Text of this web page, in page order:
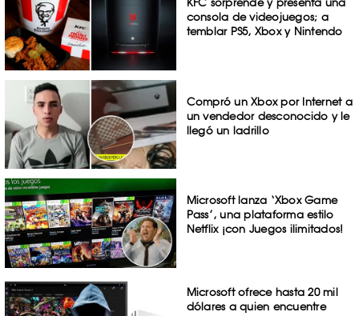
consola de videojuegos; a
temblar PS5, Xbox y Nintendo
Compró un Xbox por Internet a
un vendedor desconocido y le
llegó un ladrillo
Microsoft lanza ‘Xbox Game
Pass’, una plataforma estilo
Netflix ¡con Juegos ilimitados!
Microsoft ofrece hasta 20 mil
dólares a quien encuentre